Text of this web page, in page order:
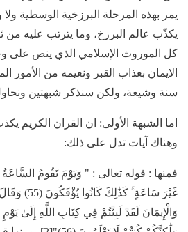
يمر بهذه المرحلة البرزخية الوسطية
يكذّب عالم البرزخ، وما يترتب عليه من
كل الموروث الإسلامي الذي ينص على
الايمان بعذاب القبر ونعيمه من الأمور
سنة وشيعة، ولكن سنذكر شبهتين ونحاول
اما الشبهة الأولى: ان القران الكريم
وهناك آيات تدل على ذلك:
فمنها : قوله تعالى : " وَيَوْمَ تَقُومُ
غَيْرَ سَاعَةٍ
وَالْإِيمَانَ لَقَدْ لَبِثْتُمْ فِي كِتَابِ اللَّهِ إِلَىٰ